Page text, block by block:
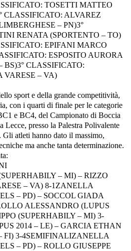
TOSETTI MATTEO
CLASSIFICATO: ALVAREZ
– PN)3°
RENATA (SPORTENTO – TO)
EPIFANI MARCO
ESPOSITO AURORA
BS)3° CLASSIFICATO:
VARESE – VA)
sport e della grande competitività,
con i quarti di finale per le categorie
e BC4, del Campionato di Boccia
Lecce, presso la Palestra Polivalente
Gli atleti hanno dato il massimo,
ma anche tanta determinazione.
– MI) – RIZZO
– VA) 8-1ZANELLA
– PD) – SOCCOL GIADA
ALESSANDRO (LUPUS
(SUPERHABILY – MI) 3-
2014 – LE) – GARCIA ETHAN
FI) 3-4SEMIFINALIZANELLA
– PD) – ROLLO GIUSEPPE